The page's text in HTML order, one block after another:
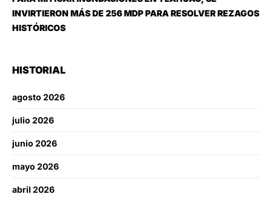
INVIRTIERON MÁS DE 256 MDP PARA RESOLVER REZAGOS
HISTÓRICOS
HISTORIAL
agosto 2026
julio 2026
junio 2026
mayo 2026
abril 2026